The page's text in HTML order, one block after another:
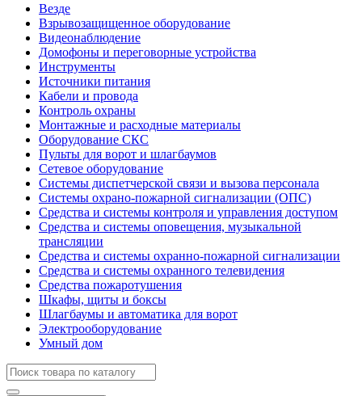
Везде
Взрывозащищенное оборудование
Видеонаблюдение
Домофоны и переговорные устройства
Инструменты
Источники питания
Кабели и провода
Контроль охраны
Монтажные и расходные материалы
Оборудование СКС
Пульты для ворот и шлагбаумов
Сетевое оборудование
Системы диспетчерской связи и вызова персонала
Системы охрано-пожарной сигнализации (ОПС)
Средства и системы контроля и управления доступом
Средства и системы оповещения, музыкальной
трансляции
Средства и системы охранно-пожарной сигнализации
Средства и системы охранного телевидения
Средства пожаротушения
Шкафы, щиты и боксы
Шлагбаумы и автоматика для ворот
Электрооборудование
Умный дом